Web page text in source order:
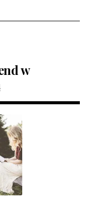
w